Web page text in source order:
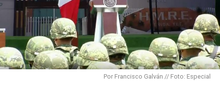
Por Francisco Galván // Foto: Especial